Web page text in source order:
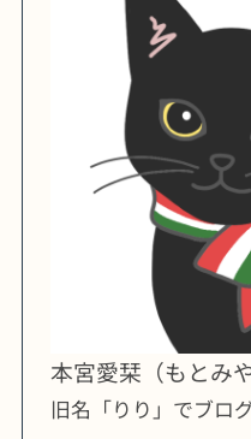
本宮愛栞（もとみ
旧名「りり」でブロ